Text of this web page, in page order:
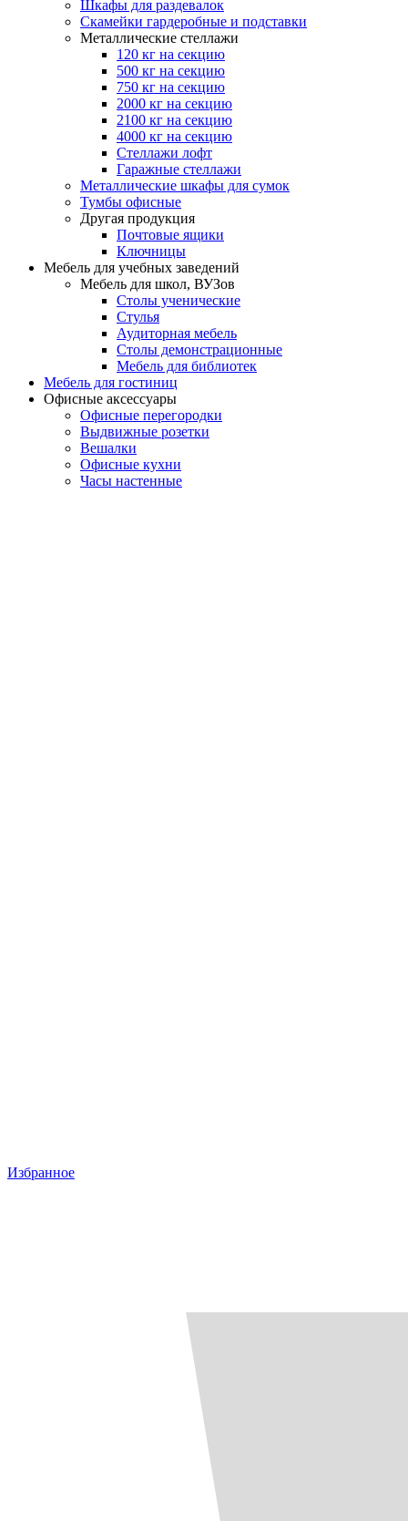
Шкафы для раздевалок
Скамейки гардеробные и подставки
Металлические стеллажи
120 кг на секцию
500 кг на секцию
750 кг на секцию
2000 кг на секцию
2100 кг на секцию
4000 кг на секцию
Стеллажи лофт
Гаражные стеллажи
Металлические шкафы для сумок
Тумбы офисные
Другая продукция
Почтовые ящики
Ключницы
Мебель для учебных заведений
Мебель для школ, ВУЗов
Столы ученические
Стулья
Аудиторная мебель
Столы демонстрационные
Мебель для библиотек
Мебель для гостиниц
Офисные аксессуары
Офисные перегородки
Выдвижные розетки
Вешалки
Офисные кухни
Часы настенные
Избранное